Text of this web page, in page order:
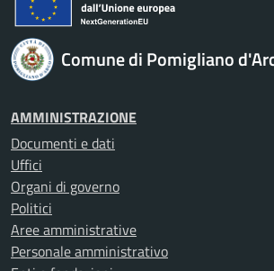
Comune di Pomigliano
AMMINISTRAZIONE
Documenti e dati
Uffici
Organi di governo
Politici
Aree amministrative
Personale amministrativo